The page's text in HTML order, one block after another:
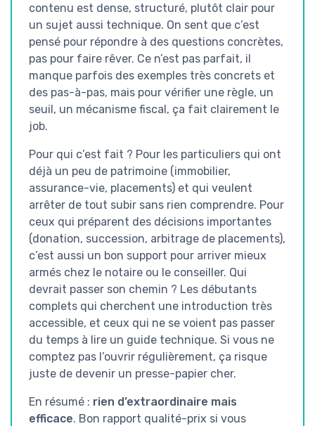
contenu est dense, structuré, plutôt clair pour
un sujet aussi technique. On sent que c’est
pensé pour répondre à des questions concrètes,
pas pour faire rêver. Ce n’est pas parfait, il
manque parfois des exemples très concrets et
des pas-à-pas, mais pour vérifier une règle, un
seuil, un mécanisme fiscal, ça fait clairement le
job.
Pour qui c’est fait ? Pour les particuliers qui ont
déjà un peu de patrimoine (immobilier,
assurance-vie, placements) et qui veulent
arrêter de tout subir sans rien comprendre. Pour
ceux qui préparent des décisions importantes
(donation, succession, arbitrage de placements),
c’est aussi un bon support pour arriver mieux
armés chez le notaire ou le conseiller. Qui
devrait passer son chemin ? Les débutants
complets qui cherchent une introduction très
accessible, et ceux qui ne se voient pas passer
du temps à lire un guide technique. Si vous ne
comptez pas l’ouvrir régulièrement, ça risque
juste de devenir un presse-papier cher.
En résumé : rien d’extraordinaire mais
efficace. Bon rapport qualité-prix si vous